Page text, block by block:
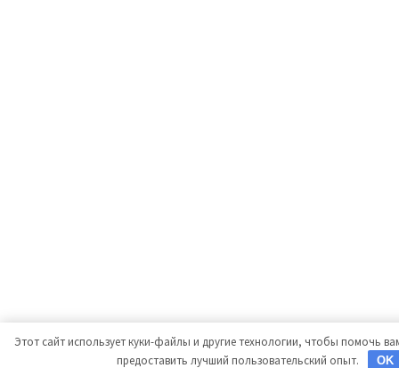
Этот сайт использует куки-файлы и другие технологии, чтобы помочь
предоставить лучший пользовательский опыт.
OK